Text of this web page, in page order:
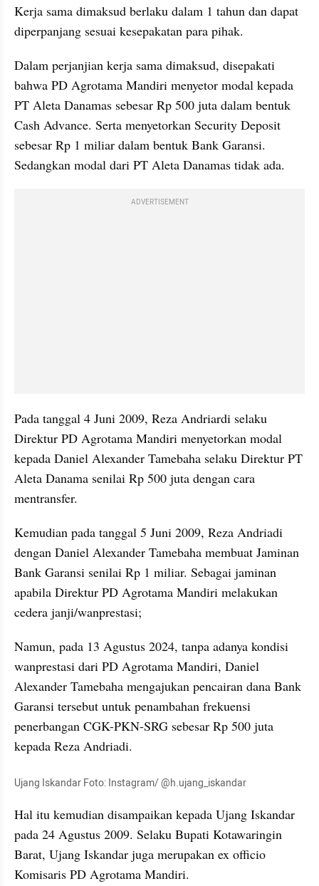
Kerja sama dimaksud berlaku dalam 1 tahun dan dapat
diperpanjang sesuai kesepakatan para pihak.
Dalam perjanjian kerja sama dimaksud, disepakati
bahwa PD Agrotama Mandiri menyetor modal kepada
PT Aleta Danamas sebesar Rp 500 juta dalam bentuk
Cash Advance. Serta menyetorkan Security Deposit
sebesar Rp 1 miliar dalam bentuk Bank Garansi.
Sedangkan modal dari PT Aleta Danamas tidak ada.
ADVERTISEMENT
Pada tanggal 4 Juni 2009, Reza Andriardi selaku
Direktur PD Agrotama Mandiri menyetorkan modal
kepada Daniel Alexander Tamebaha selaku Direktur PT
Aleta Danama senilai Rp 500 juta dengan cara
mentransfer.
Kemudian pada tanggal 5 Juni 2009, Reza Andriadi
dengan Daniel Alexander Tamebaha membuat Jaminan
Bank Garansi senilai Rp 1 miliar. Sebagai jaminan
apabila Direktur PD Agrotama Mandiri melakukan
cedera janji/wanprestasi;
Namun, pada 13 Agustus 2024, tanpa adanya kondisi
wanprestasi dari PD Agrotama Mandiri, Daniel
Alexander Tamebaha mengajukan pencairan dana Bank
Garansi tersebut untuk penambahan frekuensi
penerbangan CGK-PKN-SRG sebesar Rp 500 juta
kepada Reza Andriadi.
Ujang Iskandar Foto: Instagram/ @h.ujang_iskandar
Hal itu kemudian disampaikan kepada Ujang Iskandar
pada 24 Agustus 2009. Selaku Bupati Kotawaringin
Barat, Ujang Iskandar juga merupakan ex officio
Komisaris PD Agrotama Mandiri.